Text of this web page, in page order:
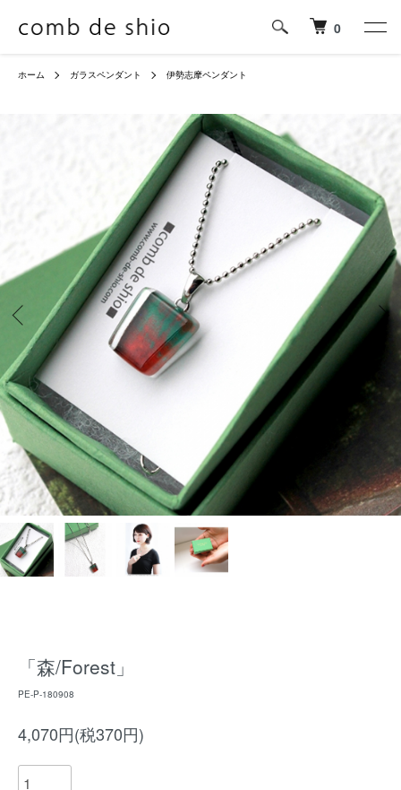
0
ホーム ガラスペンダント 伊勢志摩ペンダント
「森/Forest」
PE-P-180908
4,070円(税370円)